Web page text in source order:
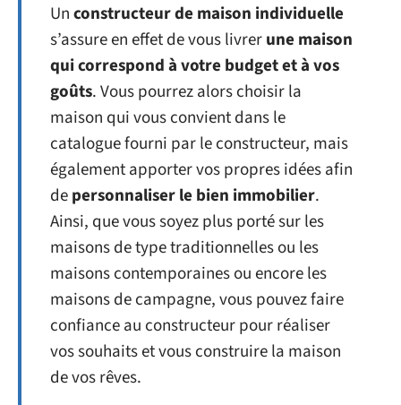
Unconstructeur de maison individuelle
s’assure en effet de vous livrerune maison
qui correspond à votre budget et à vos
goûts. Vous pourrez alors choisir la
maison qui vous convient dans le
catalogue fourni par le constructeur, mais
également apporter vos propres idées afin
depersonnaliser le bien immobilier.
Ainsi, que vous soyez plus porté sur les
maisons de type traditionnelles ou les
maisons contemporaines ou encore les
maisons de campagne, vous pouvez faire
confiance au constructeur pour réaliser
vos souhaits et vous construire la maison
de vos rêves.